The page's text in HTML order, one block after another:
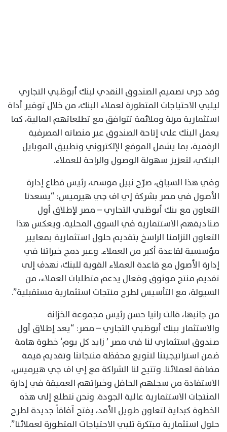
وقد جرى تصميم الصندوق النقدي لبنك أبوظبي التجاري
ليلبي الاحتياجات المتطورة لعملاء البنك، من خلال توفير أداة
استثمارية مرنة وملائمة تتوافق مع تطلعاتهم المالية، كما
يعمل البنك على إتاحة الصندوق عبر منصاته المصرفية
الرقمية، بما يشمل الموقع الإلكتروني وتطبيق الموبايل
البنكي، لتعزيز سهولة الوصول والراحة للعملاء.
وفي هذا السياق، صرّح نبيل موسى، رئيس قطاع إدارة
الأصول في مصر بشركة إي اف چي هيرميس: “يسعدنا
التعاون مع بنك أبوظبي التجاري – مصر لإطلاق أول
صناديقهم الاستثمارية في السوق المحلية. ويعكس هذا
التعاون التزامنا الراسخ بتقديم حلول استثمارية بمعايير
مؤسسية لقاعدة أكبر من العملاء. وعبر دمج خبراتنا في
إدارة الأصول مع قاعدة العملاء القوية للبنك، نهدف إلى
تقديم منتج موثوق وفعال يدعم متطلبات العملاء، من
السيولة، مع التأسيس لطرح منتجات استثمارية مستقبلية”.
من جانبها، قالت رانيا حسن رئيس مجموعة الخزانة
والاستثمار ببنك أبوظبي التجاري – مصر: “يعد إطلاق أول
صندوق استثماري لنا في مصر ’ زايد كل يوم‘ خطوة هامة
ضمن استراتيجيتنا لتنويع محفظة منتجاتنا وتقديم قيمة
مضافة لعملائنا. وتتيح لنا الشراكة مع إي اف چي هيرميس،
الاستفادة من سجلهم الحافل وخبراتهم العميقة في إدارة
المنتجات الاستثمارية عالية الجودة. ونحن نتطلع إلى هذه
الخطوة كبداية لتعاون طويل الأمد، يفتح آفاقاً جديدة لطرح
حلول استثمارية مبتكرة تلبي الاحتياجات المتطورة لعملائنا”.